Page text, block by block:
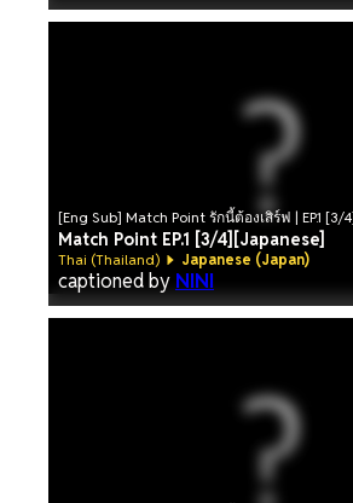
[Eng Sub] Match Point รักนี้ต้องเสิร์ฟ | EP.1 [3/
Match Point EP.1 [3/4][Japanese]
Thai (Thailand) Japanese (Japan)
captioned by NINI